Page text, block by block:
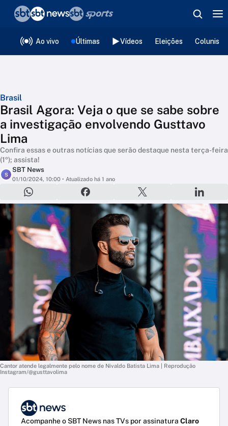
Ao vivo Últimas Vídeos Eleições
Brasil
Brasil Agora: Veja o que se sabe sobre
a investigação envolvendo Gusttavo
Lima
Confira essas e outras notícias que serão destaque nesta terça-feira
(1º); assista!
S
SBT News
01/10/2024, 10:00 • Atualizado há 1 ano
Cantor atende legalmente pelo nome de Nivaldo Batista Lima | Reprodução
Instagram/@gusttavolima
Acompanhe o SBT News nas TVs por assinatura Claro
❮voltar
Editorias